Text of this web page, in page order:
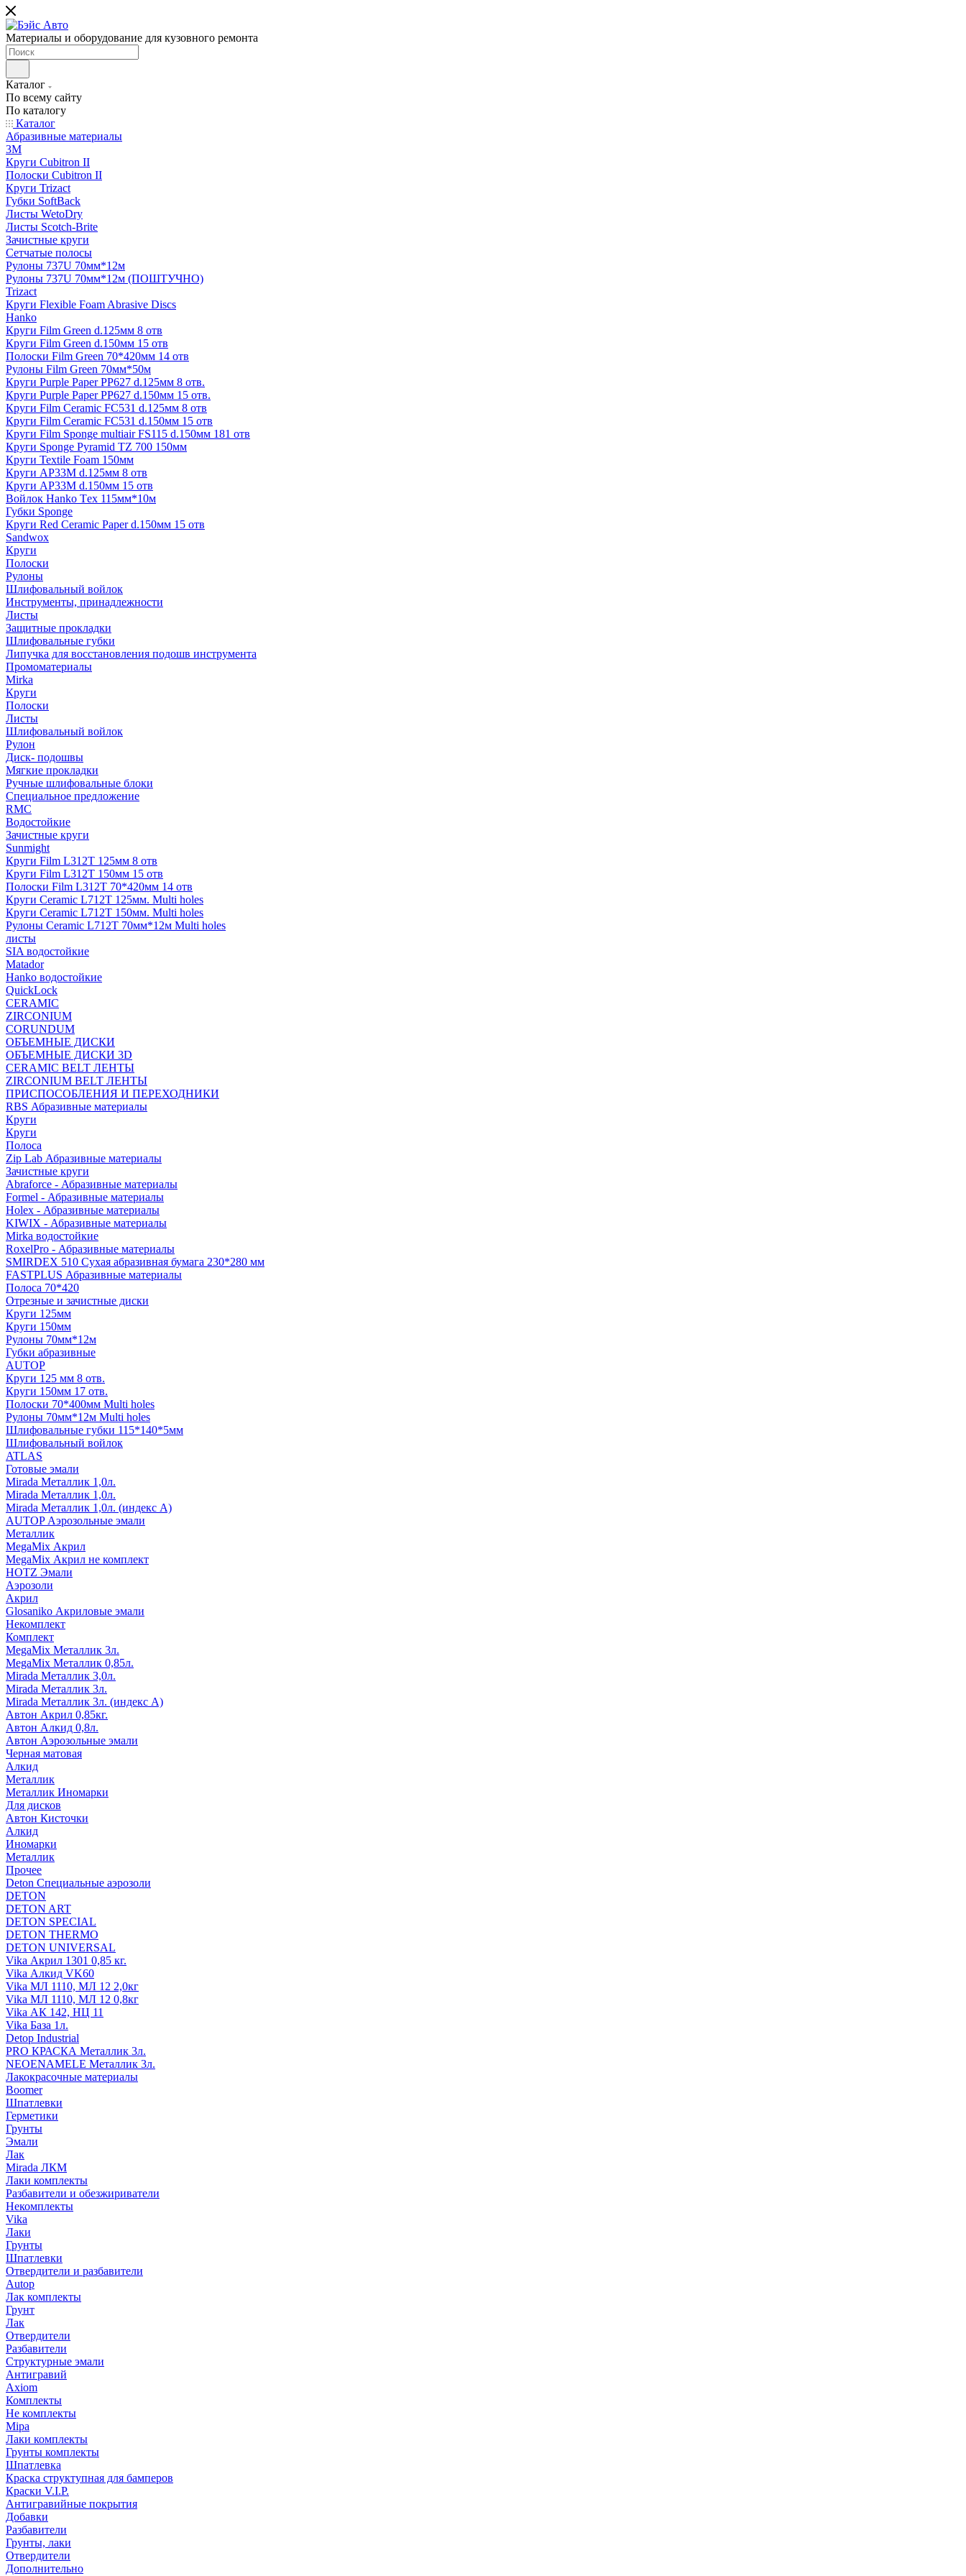
Материалы и оборудование для кузовного ремонта
Каталог
По всему сайту
По каталогу
Каталог
Абразивные материалы
3M
Круги Cubitron II
Полоски Cubitron II
Круги Trizact
Губки SoftBack
Листы WetoDry
Листы Scotch-Brite
Зачистные круги
Сетчатые полосы
Рулоны 737U 70мм*12м
Рулоны 737U 70мм*12м (ПОШТУЧНО)
Trizact
Круги Flexible Foam Abrasive Discs
Hanko
Круги Film Green d.125мм 8 отв
Круги Film Green d.150мм 15 отв
Полоски Film Green 70*420мм 14 отв
Рулоны Film Green 70мм*50м
Круги Purple Paper PP627 d.125мм 8 отв.
Круги Purple Paper PP627 d.150мм 15 отв.
Круги Film Ceramic FC531 d.125мм 8 отв
Круги Film Ceramic FC531 d.150мм 15 отв
Круги Film Sponge multiair FS115 d.150мм 181 отв
Круги Sponge Pyramid TZ 700 150мм
Круги Textile Foam 150мм
Круги AP33M d.125мм 8 отв
Круги AP33M d.150мм 15 отв
Войлок Hanko Tех 115мм*10м
Губки Sponge
Круги Red Ceramic Paper d.150мм 15 отв
Sandwox
Круги
Полоски
Рулоны
Шлифовальный войлок
Инструменты, принадлежности
Листы
Защитные прокладки
Шлифовальные губки
Липучка для восстановления подошв инструмента
Промоматериалы
Mirka
Круги
Полоски
Листы
Шлифовальный войлок
Рулон
Диск- подошвы
Мягкие прокладки
Ручные шлифовальные блоки
Специальное предложение
RMC
Водостойкие
Зачистные круги
Sunmight
Круги Film L312T 125мм 8 отв
Круги Film L312T 150мм 15 отв
Полоски Film L312T 70*420мм 14 отв
Круги Ceramic L712T 125мм. Multi holes
Круги Ceramic L712T 150мм. Multi holes
Рулоны Ceramic L712T 70мм*12м Multi holes
листы
SIA водостойкие
Matador
Hanko водостойкие
QuickLock
CERAMIC
ZIRCONIUM
СORUNDUM
ОБЪЕМНЫЕ ДИСКИ
ОБЪЕМНЫЕ ДИСКИ 3D
CERAMIC BELT ЛЕНТЫ
ZIRCONIUM BELT ЛЕНТЫ
ПРИСПОСОБЛЕНИЯ И ПЕРЕХОДНИКИ
RBS Абразивные материалы
Круги
Круги
Полоса
Zip Lab Абразивные материалы
Зачистные круги
Abraforce - Абразивные материалы
Formel - Абразивные материалы
Holex - Абразивные материалы
KIWIX - Абразивные материалы
Mirka водостойкие
RoxelPro - Абразивные материалы
SMIRDEX 510 Сухая абразивная бумага 230*280 мм
FASTPLUS Абразивные материалы
Полоса 70*420
Отрезные и зачистные диски
Круги 125мм
Круги 150мм
Рулоны 70мм*12м
Губки абразивные
AUTOP
Круги 125 мм 8 отв.
Круги 150мм 17 отв.
Полоски 70*400мм Multi holes
Рулоны 70мм*12м Multi holes
Шлифовальные губки 115*140*5мм
Шлифовальный войлок
ATLAS
Готовые эмали
Mirada Металлик 1,0л.
Mirada Металлик 1,0л.
Mirada Металлик 1,0л. (индекс А)
AUTOP Аэрозольные эмали
Металлик
MegaMix Акрил
MegaMix Акрил не комплект
HOTZ Эмали
Аэрозоли
Акрил
Glosaniko Акриловые эмали
Некомплект
Комплект
MegaMix Металлик 3л.
MegaMix Металлик 0,85л.
Mirada Металлик 3,0л.
Mirada Металлик 3л.
Mirada Металлик 3л. (индекс А)
Автон Акрил 0,85кг.
Автон Алкид 0,8л.
Автон Аэрозольные эмали
Черная матовая
Алкид
Металлик
Металлик Иномарки
Для дисков
Автон Кисточки
Алкид
Иномарки
Металлик
Прочее
Deton Специальные аэрозоли
DETON
DETON ART
DETON SPECIAL
DETON THERMO
DETON UNIVERSAL
Vika Акрил 1301 0,85 кг.
Vika Алкид VK60
Vika МЛ 1110, МЛ 12 2,0кг
Vika МЛ 1110, МЛ 12 0,8кг
Vika АК 142, НЦ 11
Vika База 1л.
Detop Industrial
PRO КРАСКА Металлик 3л.
NEOENAMELE Металлик 3л.
Лакокрасочные материалы
Boomer
Шпатлевки
Герметики
Грунты
Эмали
Лак
Mirada ЛКМ
Лаки комплекты
Разбавители и обезжириватели
Некомплекты
Vika
Лаки
Грунты
Шпатлевки
Отвердители и разбавители
Autop
Лак комплекты
Грунт
Лак
Отвердители
Разбавители
Структурные эмали
Антигравий
Axiom
Комплекты
Не комплекты
Mipa
Лаки комплекты
Грунты комплекты
Шпатлевка
Краска структупная для бамперов
Краски V.I.P.
Антигравийные покрытия
Добавки
Разбавители
Грунты, лаки
Отвердители
Дополнительно